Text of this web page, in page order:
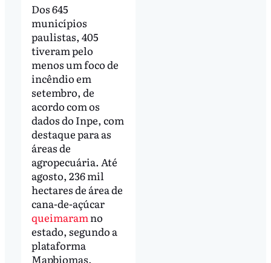
Dos 645
municípios
paulistas, 405
tiveram pelo
menos um foco de
incêndio em
setembro, de
acordo com os
dados do Inpe, com
destaque para as
áreas de
agropecuária. Até
agosto, 236 mil
hectares de área de
cana-de-açúcar
queimaram no
estado, segundo a
plataforma
Mapbiomas.